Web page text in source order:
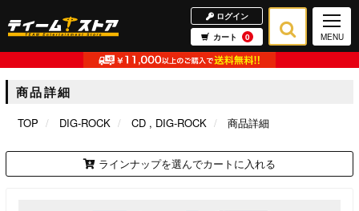
ログイン
カート
0 MENU
商品詳細
TOP DIG-ROCK CD DIG-ROCK 商品詳細
ラインナップを選んでカートに入れる